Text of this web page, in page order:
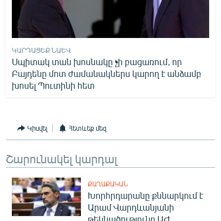
ԿԱՐԴԱՑԵՔ ՆԱԵՎ
Սպիտակ տան խոսնակը չի բացառում, որ
Բայդենը մոտ ժամանակներս կարող է անձամբ
խոսել Պուտինի հետ
Կիսվել Հետևեք մեզ
Շարունակել կարդալ
ՔԱՂԱՔԱԿԱՆ
Խորհրդարանը քննարկում է
Արամ Վարդևանյանի
թեկնածությունը ԱԺ